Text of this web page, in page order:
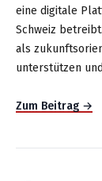
eine digitale
Schweiz
als
unterstützen
Zum Beitrag →